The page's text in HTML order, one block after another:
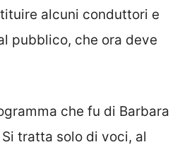
alcuni conduttori e
pubblico, che ora deve
che fu di Barbara
tratta solo di voci, al